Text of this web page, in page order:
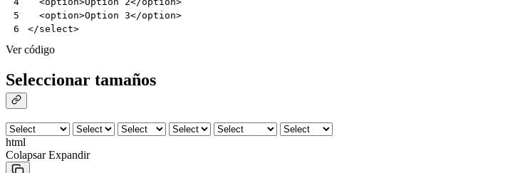
5
6
<option>Option 3</option>
</select>
Ver código
Seleccionar tamaños
html
Colapsar Expandir